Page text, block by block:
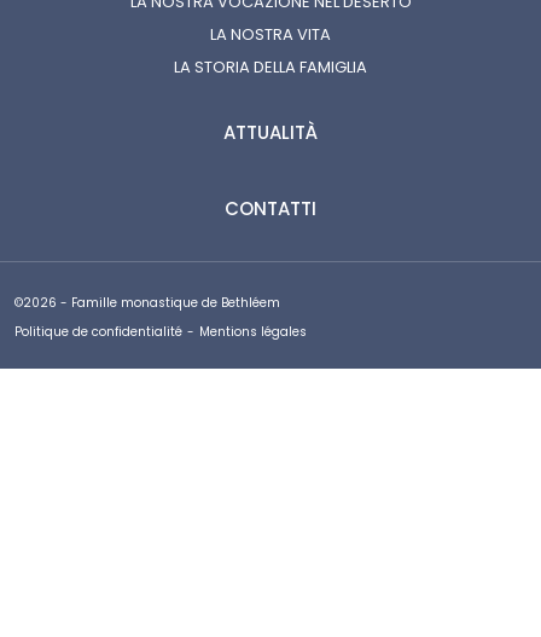
LA NOSTRA VITA
LA STORIA DELLA FAMIGLIA
ATTUALITÀ
CONTATTI
©2026 - Famille monastique de Bethléem
Politique de confidentialité - Mentions légales